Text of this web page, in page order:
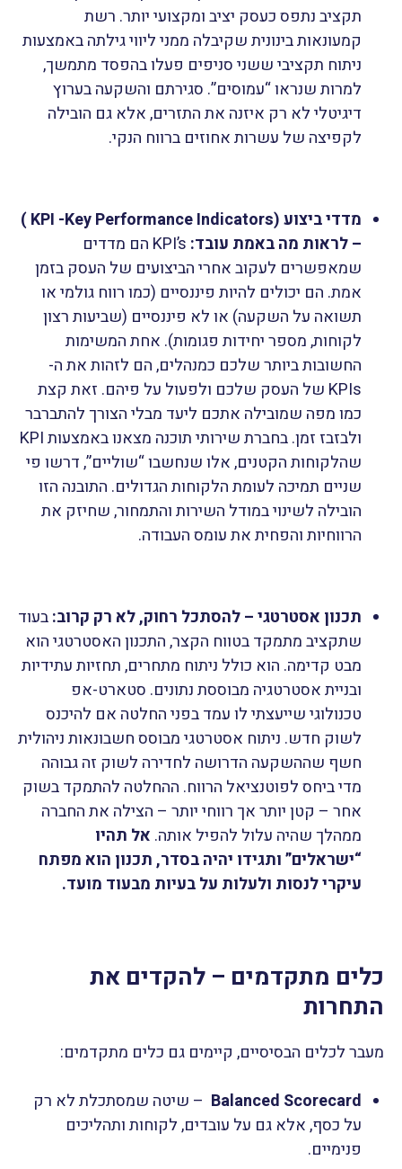
תקציב נתפס כעסק יציב ומקצועי יותר. רשת
קמעונאות בינונית שקיבלה ממני ליווי גילתה באמצעות
ניתוח תקציבי ששני סניפים פעלו בהפסד מתמשך,
למרות שנראו “עמוסים”. סגירתם והשקעה בערוץ
דיגיטלי לא רק איזנה את התזרים, אלא גם הובילה
לקפיצה של עשרות אחוזים ברווח הנקי.
מדדי ביצוע (KPI -Key Performance Indicators )
– לראות מה באמת עובד: KPI’s הם מדדים
שמאפשרים לעקוב אחרי הביצועים של העסק בזמן
אמת. הם יכולים להיות פיננסיים (כמו רווח גולמי או
תשואה על השקעה) או לא פיננסיים (שביעות רצון
לקוחות, מספר יחידות פגומות). אחת המשימות
החשובות ביותר שלכם כמנהלים, הם לזהות את ה-
KPIs של העסק שלכם ולפעול על פיהם. זאת קצת
כמו מפה שמובילה אתכם ליעד מבלי הצורך להתברבר
ולבזבז זמן. בחברת שירותי תוכנה מצאנו באמצעות KPI
שהלקוחות הקטנים, אלו שנחשבו “שוליים”, דרשו פי
שניים תמיכה לעומת הלקוחות הגדולים. התובנה הזו
הובילה לשינוי במודל השירות והתמחור, שחיזק את
הרווחיות והפחית את עומס העבודה.
תכנון אסטרטגי – להסתכל רחוק, לא רק קרוב:בעוד
שתקציב מתמקד בטווח הקצר, התכנון האסטרטגי הוא
מבט קדימה. הוא כולל ניתוח מתחרים, תחזיות עתידיות
ובניית אסטרטגיה מבוססת נתונים. סטארט-אפ
טכנולוגי שייעצתי לו עמד בפני החלטה אם להיכנס
לשוק חדש. ניתוח אסטרטגי מבוסס חשבונאות ניהולית
חשף שההשקעה הדרושה לחדירה לשוק זה גבוהה
מדי ביחס לפוטנציאל הרווח. ההחלטה להתמקד בשוק
אחר – קטן יותר אך רווחי יותר – הצילה את החברה
ממהלך שהיה עלול להפיל אותה. אל תהיו
“ישראלים” ותגידו יהיה בסדר, תכנון הוא מפתח
עיקרי לנסות ולעלות על בעיות מבעוד מועד.
כלים מתקדמים – להקדים את
התחרות
מעבר לכלים הבסיסיים, קיימים גם כלים מתקדמים:
Balanced Scorecard – שיטה שמסתכלת לא רק
על כסף, אלא גם על עובדים, לקוחות ותהליכים
פנימיים.